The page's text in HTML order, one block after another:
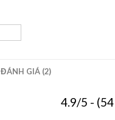
ĐÁNH GIÁ (2)
4.9/5 -